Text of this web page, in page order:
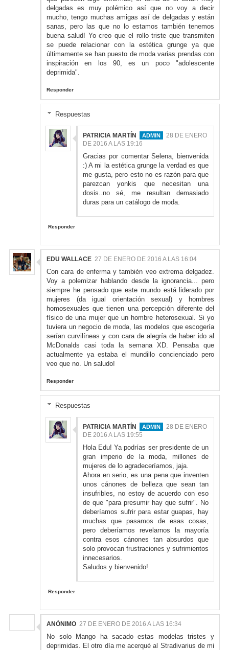
delgadas es muy polémico así que no voy a decir
mucho, tengo muchas amigas así de delgadas y están
sanas, pero las que no lo estamos también tenemos
buena salud! Yo creo que el rollo triste que transmiten
se puede relacionar con la estética grunge ya que
últimamente se han puesto de moda varias prendas con
inspiración en los 90, es un poco "adolescente
deprimida".
Responder
Respuestas
PATRICIA MARTÍN
28 DE ENERO
DE 2016 A LAS 19:16
Gracias por comentar Selena, bienvenida
:) A mi la estética grunge la verdad es que
me gusta, pero esto no es razón para que
parezcan yonkis que necesitan una
dosis..no sé, me resultan demasiado
duras para un catálogo de moda.
Responder
EDU WALLACE 27 DE ENERO DE 2016 A LAS 16:04
Con cara de enferma y también veo extrema delgadez.
Voy a polemizar hablando desde la ignorancia... pero
siempre he pensado que este mundo está liderado por
mujeres (da igual orientación sexual) y hombres
homosexuales que tienen una percepción diferente del
físico de una mujer que un hombre heterosexual. Si yo
tuviera un negocio de moda, las modelos que escogería
serían curvilíneas y con cara de alegría de haber ido al
McDonalds casi toda la semana XD. Pensaba que
actualmente ya estaba el mundillo concienciado pero
veo que no. Un saludo!
Responder
Respuestas
PATRICIA MARTÍN
28 DE ENERO
DE 2016 A LAS 19:55
Hola Edu! Ya podrías ser presidente de un
gran imperio de la moda, millones de
mujeres de lo agradeceríamos, jaja.
Ahora en serio, es una pena que inventen
unos cánones de belleza que sean tan
insufribles, no estoy de acuerdo con eso
de que "para presumir hay que sufrir". No
deberíamos sufrir para estar guapas, hay
muchas que pasamos de esas cosas,
pero deberíamos revelarnos la mayoría
contra esos cánones tan absurdos que
solo provocan frustraciones y sufrimientos
innecesarios.
Saludos y bienvenido!
Responder
ANÓNIMO 27 DE ENERO DE 2016 A LAS 16:34
No solo Mango ha sacado estas modelas tristes y
deprimidas. El otro día me acerqué al Stradivarius de mi